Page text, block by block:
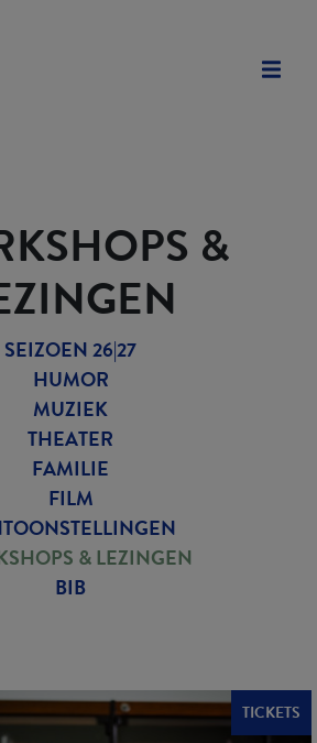
&
SEIZOEN 26|27
HUMOR
MUZIEK
THEATER
FAMILIE
FILM
& LEZINGEN
BIB
TICKETS